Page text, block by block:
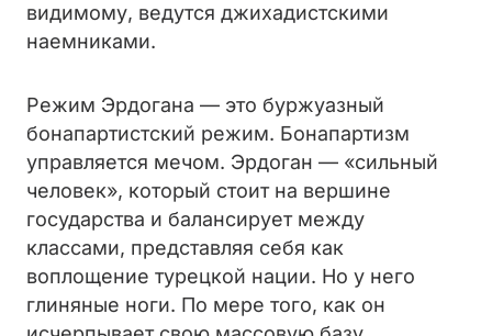
видимому, ведутся джихадистскими
наемниками.
Режим Эрдогана — это буржуазный
бонапартистский режим. Бонапартизм
управляется мечом. Эрдоган — «сильный
человек», который стоит на вершине
государства и балансирует между
классами, представляя себя как
воплощение турецкой нации. Но у него
глиняные ноги. По мере того, как он